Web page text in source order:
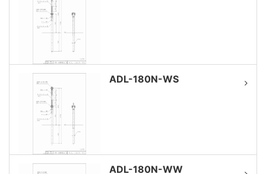
ADL-180N-WS
ADL-180N-WW